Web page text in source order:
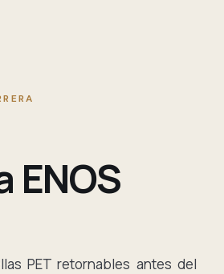
PET retornables antes del